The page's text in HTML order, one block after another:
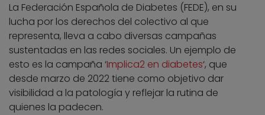
La Federación Española de Diabetes (FEDE), en su
lucha por los derechos del colectivo al que
representa, lleva a cabo diversas campañas
sustentadas en las redes sociales. Un ejemplo de
esto es la campaña ‘Implica2 en diabetes‘, que
desde marzo de 2022 tiene como objetivo dar
visibilidad a la patología y reflejar la rutina de
quienes la padecen.